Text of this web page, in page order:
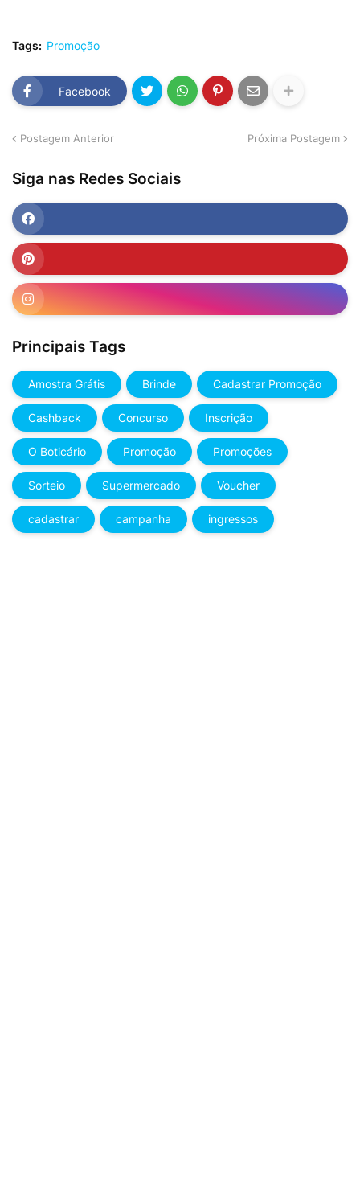
Tags: Promoção
Facebook
Postagem Anterior Próxima Postagem
Siga nas Redes Sociais
Principais Tags
Amostra Grátis Brinde Cadastrar Promoção
Cashback Concurso Inscrição
O Boticário Promoção Promoções
Sorteio Supermercado Voucher
cadastrar campanha ingressos